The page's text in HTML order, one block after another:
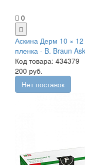
0
Аскина Дерм 10 ×
пленка - B. Braun
Код товара: 434379
200 руб.
Нет поставок